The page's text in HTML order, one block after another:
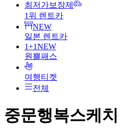
최저가보장제
1위 렌트카
NEW
일본 렌트카
1+1NEW
원쁠패스
여행티켓
전체
중문행복스케치